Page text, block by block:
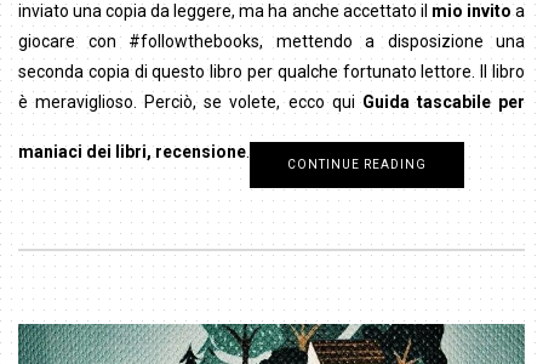
inviato una copia da leggere, ma ha anche accettato il mio invitoa
giocare con #followthebooks, mettendo a disposizione una
seconda copia di questo libro per qualche fortunato lettore. Il libro
è meraviglioso. Perciò, se volete, ecco quiGuida tascabile per
maniaci dei libri, recensione
CONTINUE READING